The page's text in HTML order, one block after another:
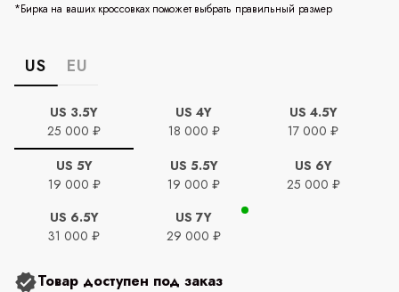
*Бирка на ваших кроссовках поможет выбрать правильный размер
US EU
US 3.5Y
25 000 ₽
US 4Y
18 000 ₽
US 4.5Y
17 000 ₽
US 5Y
19 000 ₽
US 5.5Y
19 000 ₽
US 6Y
25 000 ₽
US 6.5Y
31 000 ₽
US 7Y
29 000 ₽
Товар доступен под заказ